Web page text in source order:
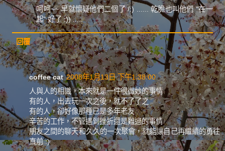
呵呵~~ 早就懷疑他們二個了 /:) ...... 乾脆也叫他們 "在一
起" 好了 :)) .....
回覆
coffee cat 2008年1月13日 下午1:38:00
人與人的相識，本來就是一件很微妙的事情
有的人，出去玩一次之後，就不了了之
有的人，卻好像那種已是多年老友
辛苦的工作，不管遇到挫折還是難過的事情
朋友之間的聊天和久久的一次聚會，就能讓自己再繼續的勇往
直前 :)